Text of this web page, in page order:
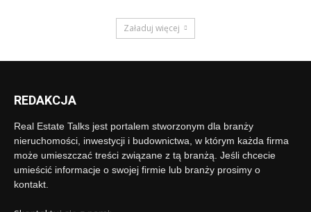
Załaduj więcej
REDAKCJA
Real Estate Talks jest portalem stworzonym dla branży
nieruchomości, inwestycji i budownictwa, w którym każda firma
może umieszczać treści związane z tą branżą. Jeśli chcecie
umieścić informacje o swojej firmie lub branży prosimy o
kontakt.